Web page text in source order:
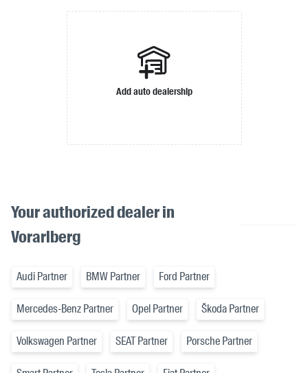
Add auto dealership
Your authorized dealer in
Vorarlberg
Audi Partner BMW Partner Ford Partner
Mercedes-Benz Partner Opel Partner Škoda Partner
Volkswagen Partner SEAT Partner Porsche Partner